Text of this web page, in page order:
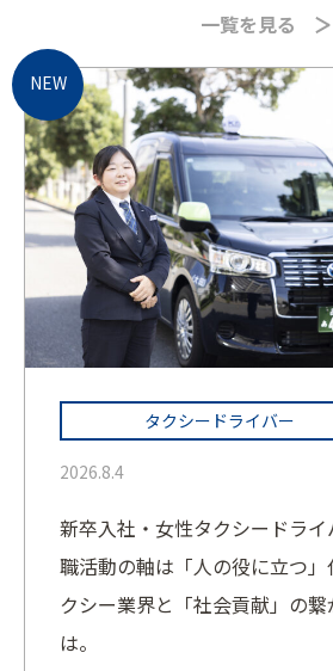
一覧を見る
タクシードライバー
2026.8.4
新卒入社・女性タクシードラ
職活動の軸は「人の役に立つ」
クシー業界と「社会貢献」の繋
は。